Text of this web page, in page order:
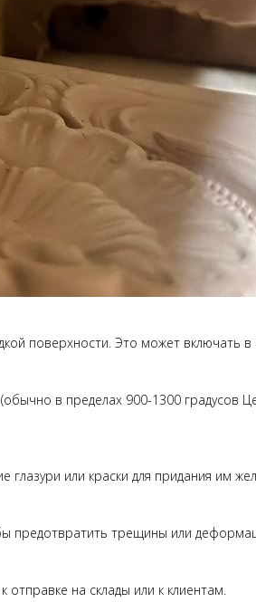
поверхности. Это может включать
в пределах 900-1300 градусов
глазури или краски для придания им
предотвратить трещины или
отправке на склады или к клиентам.